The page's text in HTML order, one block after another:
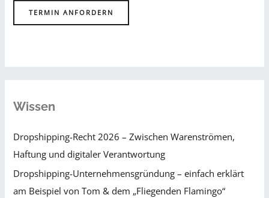
TERMIN ANFORDERN
Wissen
Dropshipping-Recht 2026 – Zwischen Warenströmen,
Haftung und digitaler Verantwortung
Dropshipping-Unternehmensgründung – einfach erklärt
am Beispiel von Tom & dem „Fliegenden Flamingo“